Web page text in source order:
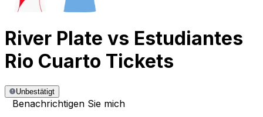
River Plate vs Estudiantes
Rio Cuarto Tickets
Unbestätigt
Benachrichtigen Sie mich